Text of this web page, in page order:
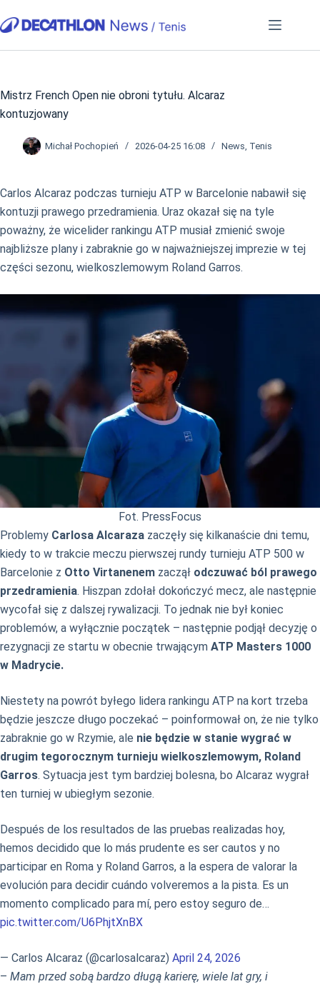
do
Mistrz French Open nie obroni tytułu. Alcaraz
kontuzjowany
Michał Pochopień 2026-04-25 16:08 News Tenis
Carlos Alcaraz podczas turnieju ATP w Barcelonie nabawił się
kontuzji prawego przedramienia. Uraz okazał się na tyle
poważny, że wicelider rankingu ATP musiał zmienić swoje
najbliższe plany i zabraknie go w najważniejszej imprezie w tej
części sezonu, wielkoszlemowym Roland Garros.
Fot. PressFocus
Problemy Carlosa Alcaraza zaczęły się kilkanaście dni temu,
kiedy to w trakcie meczu pierwszej rundy turnieju ATP 500 w
Barcelonie z Otto Virtanenem zaczął odczuwać ból prawego
przedramienia. Hiszpan zdołał dokończyć mecz, ale następnie
wycofał się z dalszej rywalizacji. To jednak nie był koniec
problemów, a wyłącznie początek – następnie podjął decyzję o
rezygnacji ze startu w obecnie trwającym ATP Masters 1000
w Madrycie.
Niestety na powrót byłego lidera rankingu ATP na kort trzeba
będzie jeszcze długo poczekać – poinformował on, że nie tylko
zabraknie go w Rzymie, ale nie będzie w stanie wygrać w
drugim tegorocznym turnieju wielkoszlemowym, Roland
Garros. Sytuacja jest tym bardziej bolesna, bo Alcaraz wygrał
ten turniej w ubiegłym sezonie.
Después de los resultados de las pruebas realizadas hoy,
hemos decidido que lo más prudente es ser cautos y no
participar en Roma y Roland Garros, a la espera de valorar la
evolución para decidir cuándo volveremos a la pista. Es un
momento complicado para mí, pero estoy seguro de…
pic.twitter.com/U6PhjtXnBX
— Carlos Alcaraz (@carlosalcaraz) April 24, 2026
– Mam przed sobą bardzo długą karierę, wiele lat gry, i